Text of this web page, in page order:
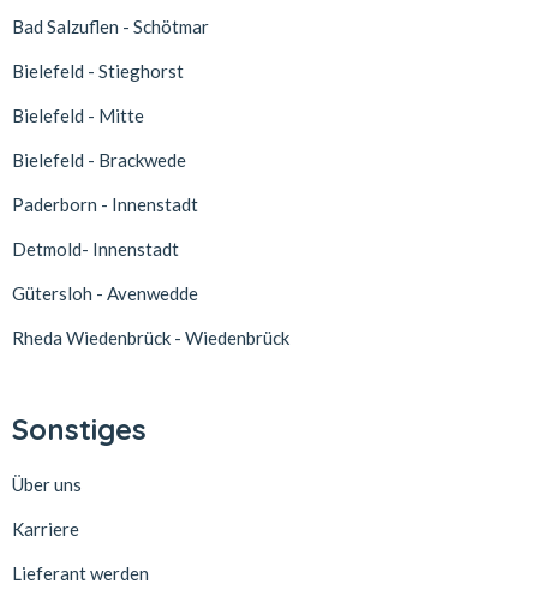
Bad Salzuflen - Schötmar
Bielefeld - Stieghorst
Bielefeld - Mitte
Bielefeld - Brackwede
Paderborn - Innenstadt
Detmold- Innenstadt
Gütersloh - Avenwedde
Rheda Wiedenbrück - Wiedenbrück
Sonstiges
Über uns
Karriere
Lieferant werden